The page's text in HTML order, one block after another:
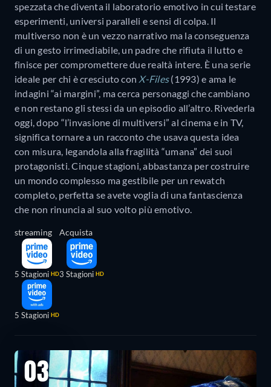
spezzata che diventa il laboratorio emotivo in cui testare
esperimenti, universi paralleli e sensi di colpa. Il
multiverso non è un vezzo narrativo ma la conseguenza
di un gesto irrimediabile, un padre che rifiuta il lutto e
finisce per compromettere due realtà intere. È una serie
ideale per chi è cresciuto con X-Files (1993) e ama le
indagini “ai margini”, ma cerca personaggi che cambiano
e non restano gli stessi da un episodio all’altro. Rivederla
oggi, dopo “l’invasione di multiversi” al cinema e in TV,
significa tornare a un racconto che usava questa idea
con misura, legandola alla fragilità “umana” dei suoi
protagonisti. Cinque stagioni, abbastanza per costruire
un mondo complesso ma gestibile per un rewatch
completo, perfetta se avete voglia di una fantascienza
che non rinuncia al suo volto più emotivo.
streaming
5 Stagioni HD
5 Stagioni HD
Acquista
3 Stagioni HD
03